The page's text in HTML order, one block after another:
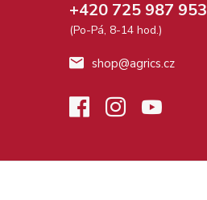
+420 725 987 953
(Po-Pá, 8-14 hod.)
shop@agrics.cz